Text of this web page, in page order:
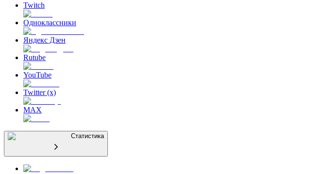
Twitch
Одноклассники
Яндекс Дзен
Rutube
YouTube
Twitter (x)
MAX
Статистика